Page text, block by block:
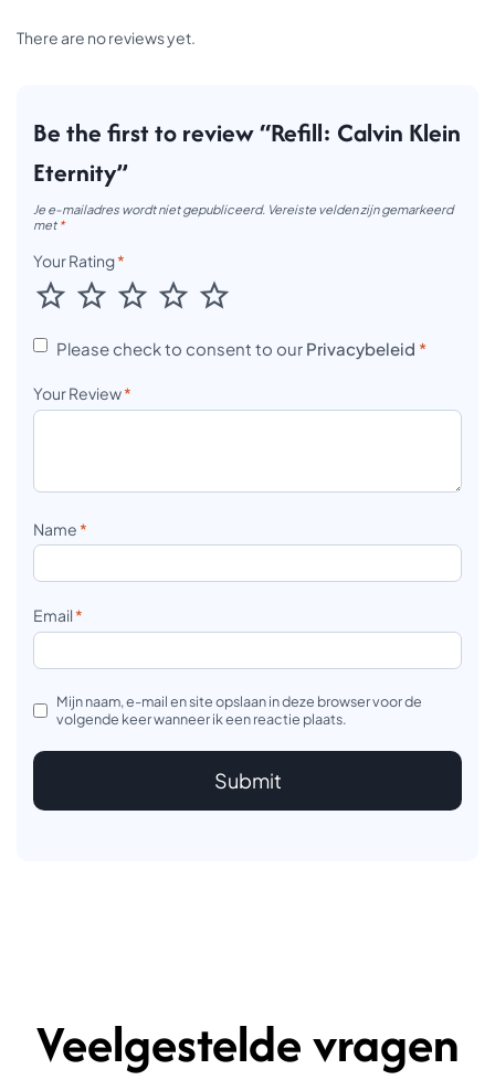
There are no reviews yet.
Be the first to review “Refill: Calvin Klein
Eternity”
Je e-mailadres wordt niet gepubliceerd. Vereiste velden zijn gemarkeerd
met *
Your Rating*
Please check to consent to our Privacybeleid *
Your Review*
Name*
Email*
Mijn naam, e-mail en site opslaan in deze browser voor de
volgende keer wanneer ik een reactie plaats.
Veelgestelde vragen